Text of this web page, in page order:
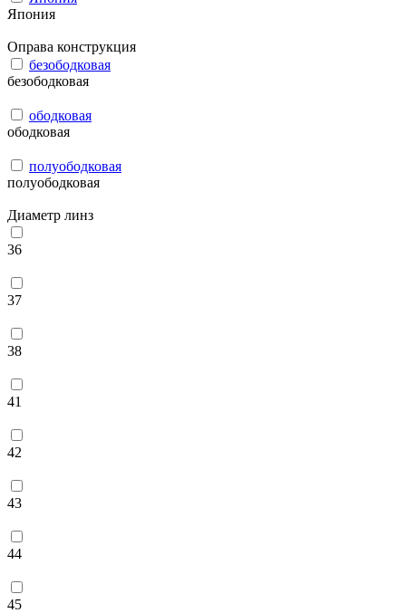
Япония
Оправа конструкция
безободковая
безободковая
ободковая
ободковая
полуободковая
полуободковая
Диаметр линз
36
37
38
41
42
43
44
45